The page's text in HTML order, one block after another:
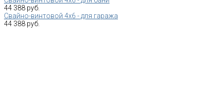
44 388 руб.
Свайно-винтовой 4х6 - для гаража
44 388 руб.